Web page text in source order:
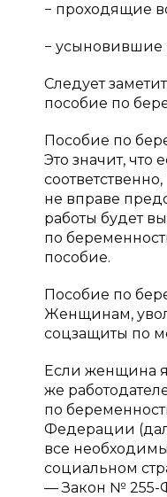
− проходящие
− усыновившие
Следует
пособие по
Пособие по
Это значит, что
не вправе
работы будет
по
пособие.
Пособие по
Женщинам,
соцзащиты по
Если женщина
же
по
Федерации
все
социальном
— Закон № 255-